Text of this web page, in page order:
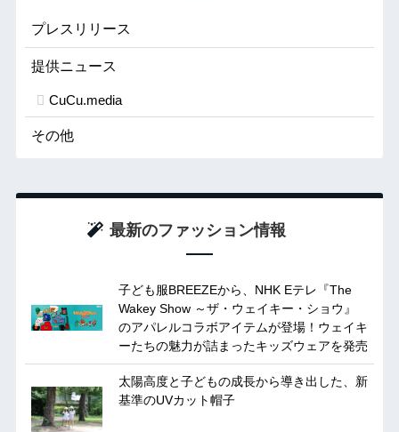
プレスリリース
提供ニュース
CuCu.media
その他
最新のファッション情報
子ども服BREEZEから、NHK Eテレ『The
Wakey Show ～ザ・ウェイキー・ショウ』
のアパレルコラボアイテムが登場！ウェイキ
ーたちの魅力が詰まったキッズウェアを発売
太陽高度と子どもの成長から導き出した、新
基準のUVカット帽子